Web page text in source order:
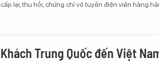
cấp lại, thu hồi, chứng chỉ vô tuyến điện viên hàng hải.
Khách Trung Quốc đến Việt